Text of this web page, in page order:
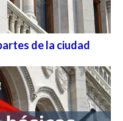
de la ciudad